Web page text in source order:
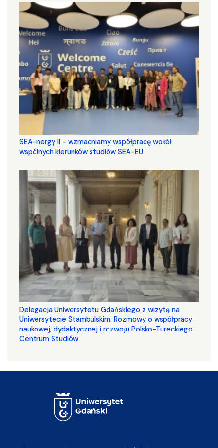
SEA-nergy II - wzmacniamy współpracę wokół
wspólnych kierunków studiów SEA-EU
Delegacja Uniwersytetu Gdańskiego z wizytą na
Uniwersytecie Stambulskim. Rozmowy o współpracy
naukowej, dydaktycznej i rozwoju Polsko-Tureckiego
Centrum Studiów